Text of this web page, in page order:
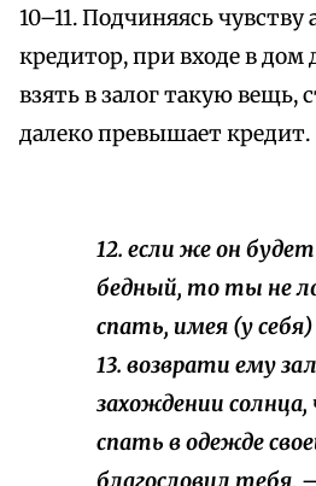
10–11. Подчиняясь чувству
кредитор, при входе в
взять в залог такую вещь,
далеко превышает кредит.
12. если же он
бедный, то ты не
спать, имея (у себя)
13. возврати ему
захождении
спать в одежде